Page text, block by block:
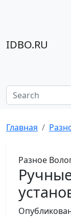
IDBO.RU
Главная
Разное